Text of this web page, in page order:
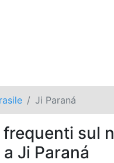
Ji Paraná
frequenti sul
Ji Paraná